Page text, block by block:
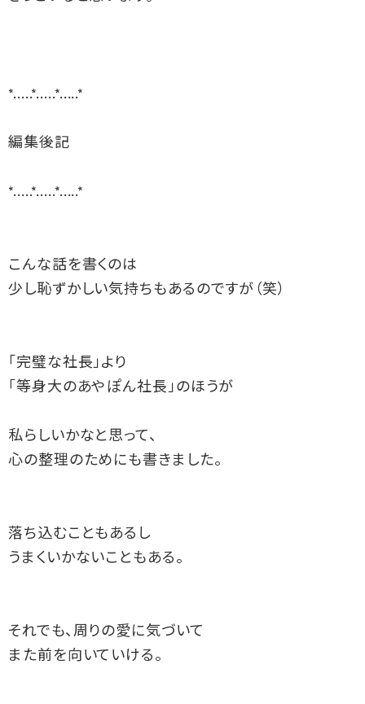
*.....*.....*.....*
編集後記
*.....*.....*.....*
こんな話を書くのは
少し恥ずかしい気持ちもあるのですが（笑）
「完璧な社長」より
「等身大のあやぽん社長」のほうが
私らしいかなと思って、
心の整理のためにも書きました。
落ち込むこともあるし
うまくいかないこともある。
それでも、周りの愛に気づいて
また前を向いていける。